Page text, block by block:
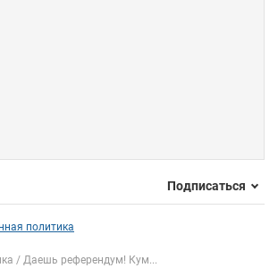
Подписаться
политика
Даешь референдум! Кум...